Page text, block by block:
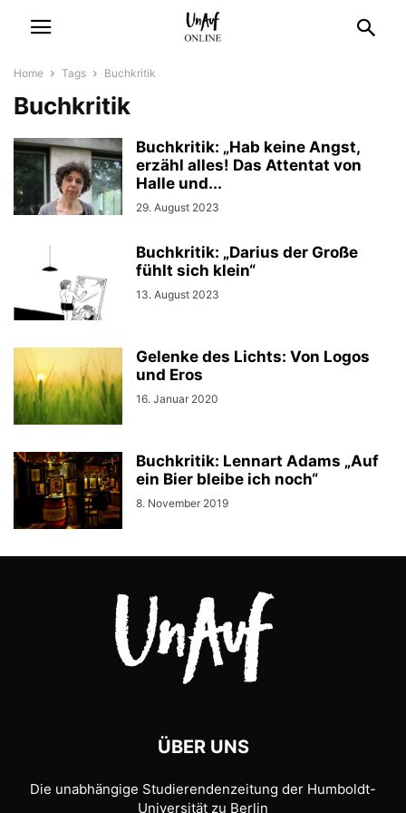
Home Tags Buchkritik
Buchkritik
Buchkritik: „Hab keine Angst,
erzähl alles! Das Attentat von
Halle und...
29. August 2023
Buchkritik: „Darius der Große
fühlt sich klein“
13. August 2023
Gelenke des Lichts: Von Logos
und Eros
16. Januar 2020
Buchkritik: Lennart Adams „Auf
ein Bier bleibe ich noch“
8. November 2019
ÜBER UNS
Die unabhängige Studierendenzeitung der Humboldt-
Universität zu Berlin